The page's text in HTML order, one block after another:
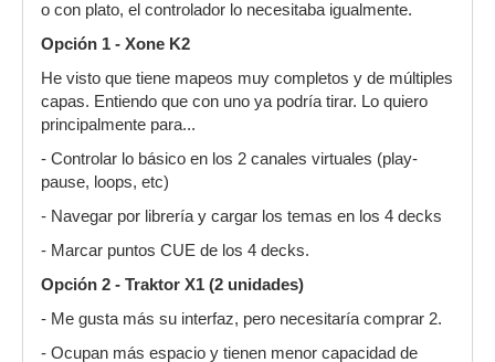
o con plato, el controlador lo necesitaba igualmente.
Opción 1 - Xone K2
He visto que tiene mapeos muy completos y de múltiples
capas. Entiendo que con uno ya podría tirar. Lo quiero
principalmente para...
- Controlar lo básico en los 2 canales virtuales (play-
pause, loops, etc)
- Navegar por librería y cargar los temas en los 4 decks
- Marcar puntos CUE de los 4 decks.
Opción 2 - Traktor X1 (2 unidades)
- Me gusta más su interfaz, pero necesitaría comprar 2.
- Ocupan más espacio y tienen menor capacidad de